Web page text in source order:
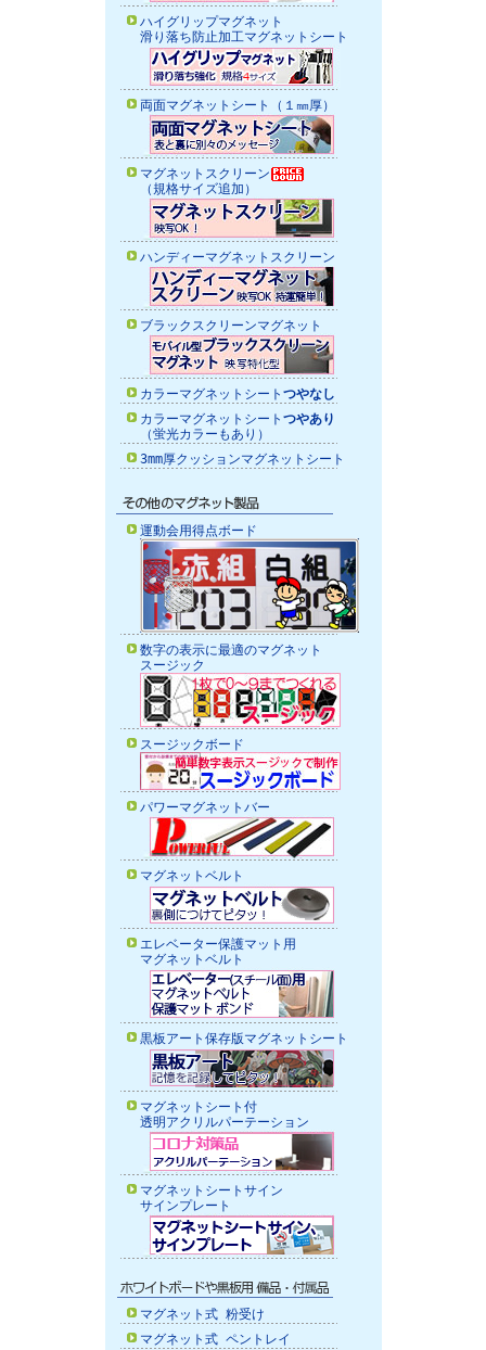
ハイグリップマグネット
滑り落ち防止加工マグネットシート
両面マグネットシート （１㎜厚）
マグネットスクリーン
（規格サイズ追加）
ハンディーマグネットスクリーン
ブラックスクリーンマグネット
カラーマグネットシート つやなし
カラーマグネットシート つやあり
（蛍光カラーもあり）
3mm厚クッションマグネットシート
運動会用得点ボード
数字の表示に最適のマグネット
スージック
スージックボード
パワーマグネットバー
マグネットベルト
エレベーター保護マット用
マグネットベルト
黒板アート保存版マグネットシート
マグネットシート付
透明アクリルパーテーション
マグネットシートサイン
サインプレート
マグネット式 粉受け
マグネット式 ペントレイ